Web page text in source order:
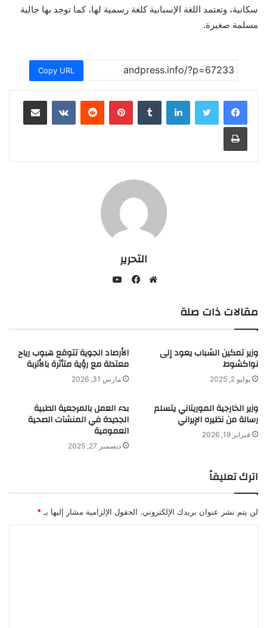
سكانية، وتعتمد اللغة الإسبانية كلغة رسمية لها، كما توجد بها جالية
مسلمة صغيرة.
Copy URL
لينكدإن بينتيريست مشاركة عبر البريد
طباعة
التحرير
مقالات ذات صلة
وزير تمكين الشباب يعود إلى
نواكشوط
يوليو 2, 2025
الأرصاد الجوية تتوقع هبوب رياح
معتدلة مع رؤية متأثرة بالأتربة
مارس 31, 2026
وزير الخارجية الموريتاني يتسلم
رسالة من نظيره الإيراني
فبراير 19, 2026
بدء العمل بالمرجعية الطبية
الجديدة في المنشآت الصحية
العمومية
ديسمبر 27, 2025
اترك تعليقاً
لن يتم نشر عنوان بريدك الإلكتروني. الحقول الإلزامية مشار إليها بـ *